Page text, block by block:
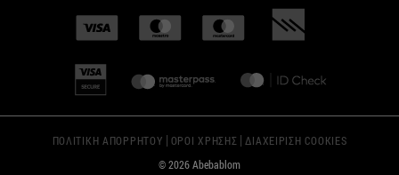
ΠΟΛΙΤΙΚΗ ΑΠΟΡΡΗΤΟΥ | ΟΡΟΙ ΧΡΗΣΗΣ |ΔΙΑΧΕΙΡΙΣΗ COOKIES
© 2026 Abebablom